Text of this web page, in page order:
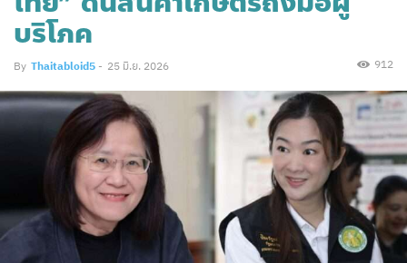
บริโภค
By Thaitabloid5 - 25 มิ.ย. 2026 912